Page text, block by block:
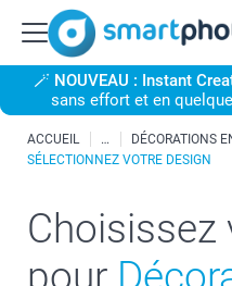
🪄 NOUVEAU : Instant
sans effort et en
ACCUEIL
DÉCORATIONS
SÉLECTIONNEZ VOTRE DESIGN
Choisissez